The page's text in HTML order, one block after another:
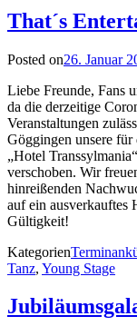
That´s
Posted on26. Januar
Liebe Freunde, Fans
da die derzeitige
Veranstaltungen
Göggingen unsere
„Hotel
verschoben. Wir
hinreißenden
auf ein ausverkauftes
Gültigkeit!
Kategorien
Tanz, Young Stage